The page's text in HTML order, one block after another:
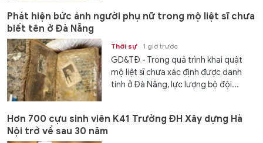
Phát hiện bức ảnh người phụ nữ trong mộ liệt sĩ chưa
biết tên ở Đà Nẵng
Thời sự 1 giờ trước
GD&TĐ - Trong quá trình khai quật
mộ liệt sĩ chưa xác định được danh
tính ở Đà Nẵng, lực lượng bộ đội...
Hơn 700 cựu sinh viên K41 Trường ĐH Xây dựng Hà
Nội trở về sau 30 năm